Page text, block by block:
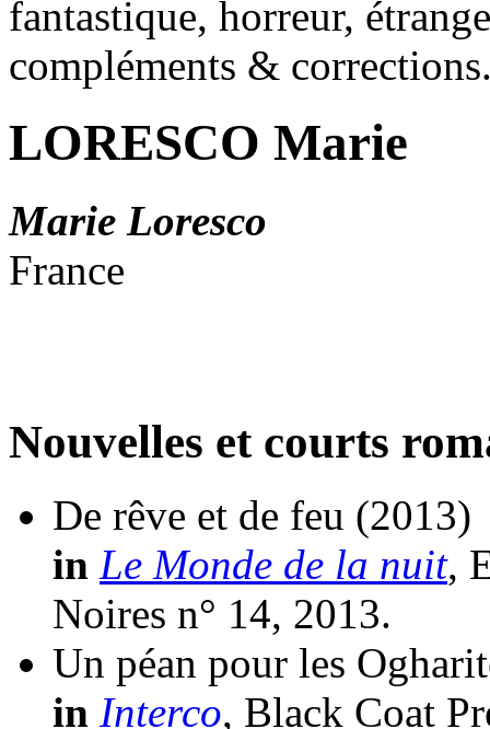
fantastique, horreur,
compléments &
LORESCO Marie
Marie Loresco
France
Nouvelles et courts
De rêve et de feu (2013)
in Le Monde de la nuit,
Noires n° 14, 2013.
Un péan pour les
in Interco, Black Coat